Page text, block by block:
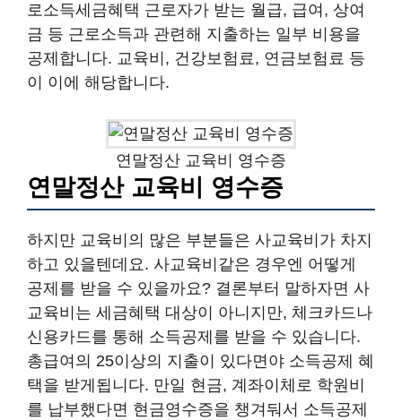
로소득세금혜택 근로자가 받는 월급, 급여, 상여
금 등 근로소득과 관련해 지출하는 일부 비용을
공제합니다. 교육비, 건강보험료, 연금보험료 등
이 이에 해당합니다.
연말정산 교육비 영수증
연말정산 교육비 영수증
하지만 교육비의 많은 부분들은 사교육비가 차지
하고 있을텐데요. 사교육비같은 경우엔 어떻게
공제를 받을 수 있을까요? 결론부터 말하자면 사
교육비는 세금혜택 대상이 아니지만, 체크카드나
신용카드를 통해 소득공제를 받을 수 있습니다.
총급여의 25이상의 지출이 있다면야 소득공제 혜
택을 받게됩니다. 만일 현금, 계좌이체로 학원비
를 납부했다면 현금영수증을 챙겨둬서 소득공제